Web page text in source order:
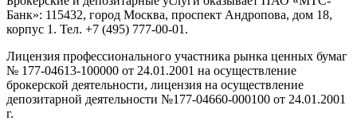
Банк»: 115432, город Москва, проспект Андропова, дом 18,
корпус 1. Тел. +7 (495) 777-00-01.
Лицензия профессионального участника рынка ценных бумаг
№ 177-04613-100000 от 24.01.2001 на осуществление
брокерской деятельности, лицензия на осуществление
депозитарной деятельности №177-04660-000100 от 24.01.2001
г.